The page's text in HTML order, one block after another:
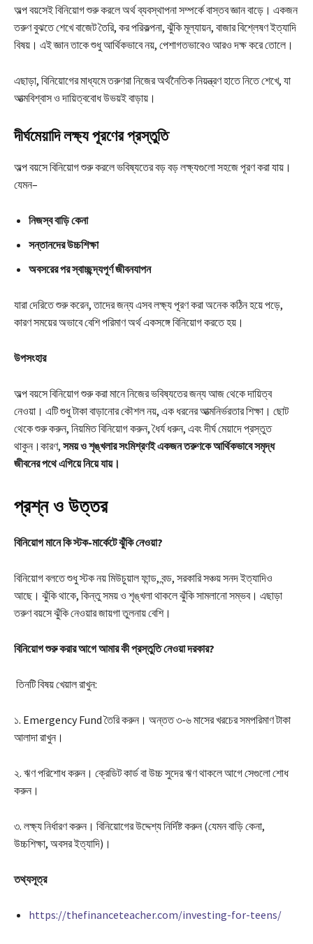
অল্প বয়সেই বিনিয়োগ শুরু করলে অর্থ ব্যবস্থাপনা সম্পর্কে বাস্তব জ্ঞান বাড়ে। একজন
তরুণ বুঝতে শেখে বাজেট তৈরি, কর পরিকল্পনা, ঝুঁকি মূল্যায়ন, বাজার বিশ্লেষণ ইত্যাদি
বিষয়। এই জ্ঞান তাকে শুধু আর্থিকভাবে নয়, পেশাগতভাবেও আরও দক্ষ করে তোলে।
এছাড়া, বিনিয়োগের মাধ্যমে তরুণরা নিজের অর্থনৈতিক নিয়ন্ত্রণ হাতে নিতে শেখে, যা
আত্মবিশ্বাস ও দায়িত্ববোধ উভয়ই বাড়ায়।
দীর্ঘমেয়াদি লক্ষ্য পূরণের প্রস্তুতি
অল্প বয়সে বিনিয়োগ শুরু করলে ভবিষ্যতের বড় বড় লক্ষ্যগুলো সহজে পূরণ করা যায়।
যেমন–
নিজস্ব বাড়ি কেনা
সন্তানদের উচ্চশিক্ষা
অবসরের পর স্বাচ্ছন্দ্যপূর্ণ জীবনযাপন
যারা দেরিতে শুরু করেন, তাদের জন্য এসব লক্ষ্য পূরণ করা অনেক কঠিন হয়ে পড়ে,
কারণ সময়ের অভাবে বেশি পরিমাণ অর্থ একসঙ্গে বিনিয়োগ করতে হয়।
উপসংহার
অল্প বয়সে বিনিয়োগ শুরু করা মানে নিজের ভবিষ্যতের জন্য আজ থেকে দায়িত্ব
নেওয়া। এটি শুধু টাকা বাড়ানোর কৌশল নয়, এক ধরনের আত্মনির্ভরতার শিক্ষা। ছোট
থেকে শুরু করুন, নিয়মিত বিনিয়োগ করুন, ধৈর্য ধরুন, এবং দীর্ঘ মেয়াদে প্রস্তুত
থাকুন।কারণ, সময় ও শৃঙ্খলার সংমিশ্রণই একজন তরুণকে আর্থিকভাবে সমৃদ্ধ
জীবনের পথে এগিয়ে নিয়ে যায়।
প্রশ্ন ও উত্তর
বিনিয়োগ মানে কি স্টক-মার্কেটে ঝুঁকি নেওয়া?
বিনিয়োগ বলতে শুধু স্টক নয় মিউচুয়াল ফান্ড, বন্ড, সরকারি সঞ্চয় সনদ ইত্যাদিও
আছে। ঝুঁকি থাকে, কিন্তু সময় ও শৃঙ্খলা থাকলে ঝুঁকি সামলানো সম্ভব। এছাড়া
তরুণ বয়সে ঝুঁকি নেওয়ার জায়গা তুলনায় বেশি।
বিনিয়োগ শুরু করার আগে আমার কী প্রস্তুতি নেওয়া দরকার?
তিনটি বিষয় খেয়াল রাখুন:
১. Emergency Fund তৈরি করুন। অন্তত ৩-৬ মাসের খরচের সমপরিমাণ টাকা
আলাদা রাখুন।
২. ঋণ পরিশোধ করুন। ক্রেডিট কার্ড বা উচ্চ সুদের ঋণ থাকলে আগে সেগুলো শোধ
করুন।
৩. লক্ষ্য নির্ধারণ করুন। বিনিয়োগের উদ্দেশ্য নির্দিষ্ট করুন (যেমন বাড়ি কেনা,
উচ্চশিক্ষা, অবসর ইত্যাদি)।
তথ্যসূত্র
https://thefinanceteacher.com/investing-for-teens/